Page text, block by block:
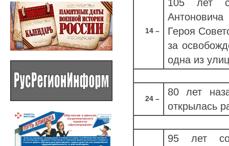
14 –
105 лет
Героя
за
одна из
24 –
80 лет
открылась
95 лет